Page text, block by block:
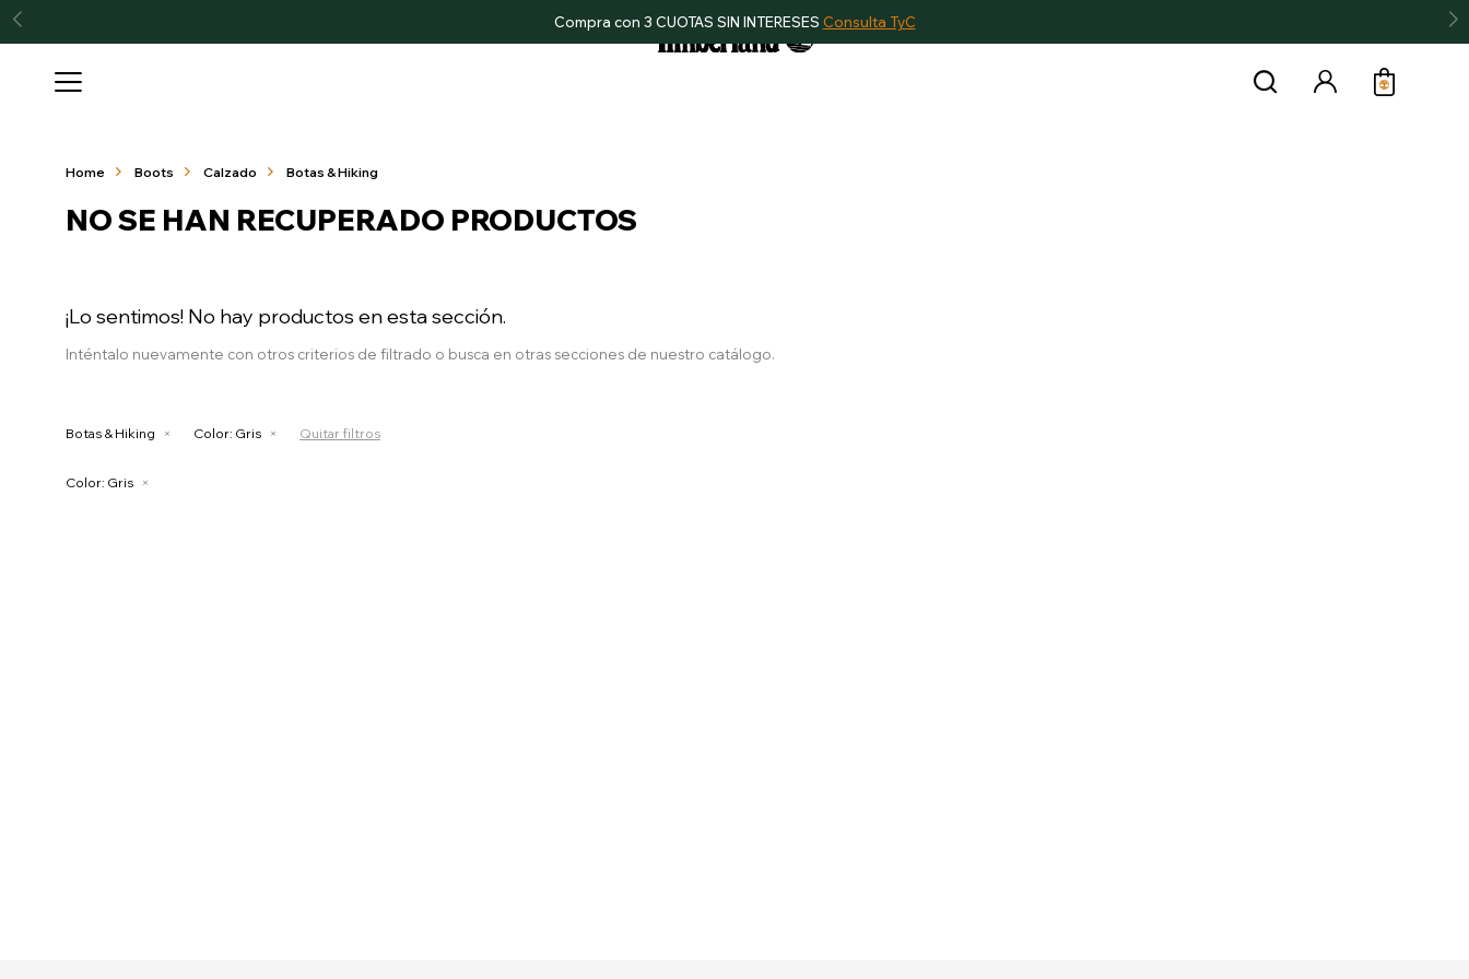
Compra con 3 CUOTAS SIN INTERESES Consulta TyC

Home Boots Calzado Botas & Hiking
NO SE HAN RECUPERADO PRODUCTOS
¡Lo sentimos! No hay productos en esta sección.
Inténtalo nuevamente con otros criterios de filtrado o busca en otras secciones de nuestro catálogo.
Botas & Hiking Color: Gris Quitar filtros
Color: Gris